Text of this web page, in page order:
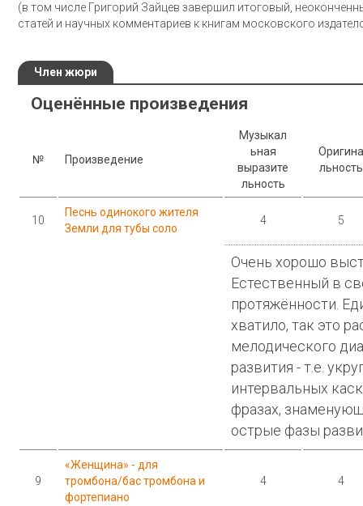
(в том числе Григорий Зайцев завершил итоговый,
статей и научных комментариев к книгам московского
Член жюри
Оценённые произведения
№ Произведение
Музыкал
ьная
выразите
льность
Оригина
льность
10
Песнь одинокого жителя
Земли для тубы соло
4 5
Очень хорошо
Естественный в
протяжённости.
хватило, так это
мелодического
развития - т.е.
интервальных
фразах,
острые фазы
9
«Женщина» - для
тромбона/бас тромбона и
фортепиано
4 4